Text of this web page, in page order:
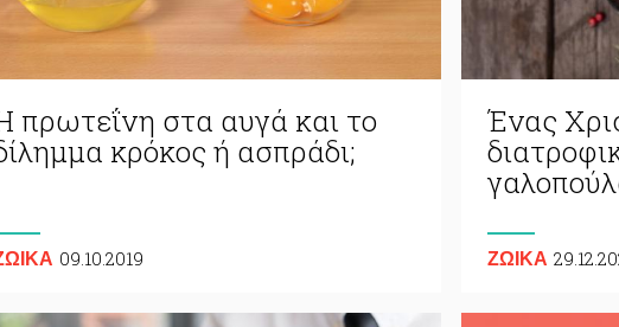
πρωτεΐνη στα αυγά και το
κρόκος ή ασπράδι;
09.10.2019
Ένας
ΖΩΙΚA